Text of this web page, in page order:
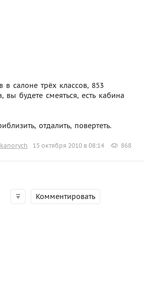
салоне трёх классов, 853
будете смеяться, есть кабина
отдалить, повертеть.
15 октября 2010 в 08:14 868
Комментировать